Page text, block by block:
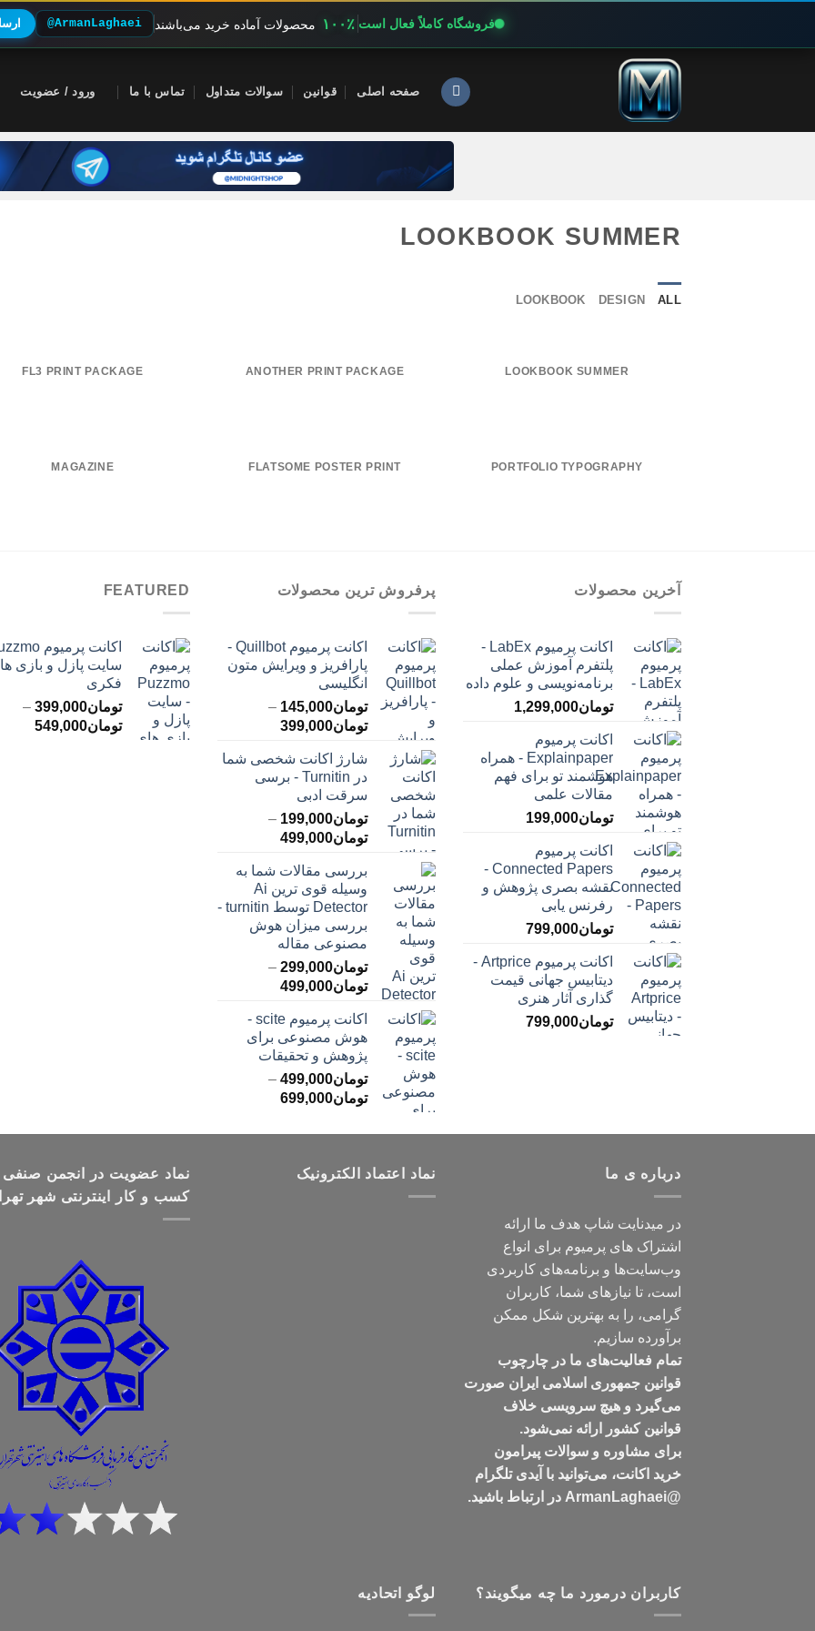
فروشگاه کاملاً فعال است ۱۰۰٪ محصولات آماده خرید می‌باشند @ArmanLaghaei
صفحه اصلی قوانین سوالات متداول تماس با ما ورود / عضویت
LOOKBOOK SUMMER
ALL
DESIGN
LOOKBOOK
LOOKBOOK SUMMER
ANOTHER PRINT PACKAGE
FL3 PRINT PACKAGE
PORTFOLIO TYPOGRAPHY
FLATSOME POSTER PRINT
MAGAZINE
آخرین محصولات
اکانت پرمیوم LabEx -
پلتفرم آموزش عملی
برنامه‌نویسی و علوم داده
تومان1,299,000
اکانت پرمیوم
Explainpaper - همراه
هوشمند تو برای فهم
مقالات علمی
تومان199,000
اکانت پرمیوم
Connected Papers -
نقشه بصری پژوهش و
رفرنس یابی
تومان799,000
اکانت پرمیوم Artprice -
دیتابیس جهانی قیمت
‌گذاری آثار هنری
تومان799,000
پرفروش ترین محصولات
اکانت پرمیوم Quillbot -
پارافریز و ویرایش متون
انگلیسی
تومان145,000
–
تومان399,000محدوده
تومان145,000
تا
شارژ اکانت شخصی شما
در Turnitin - برسی
سرقت ادبی
تومان199,000
–
تومان499,000محدوده
تومان199,000
تا
تومان499,000
بررسی مقالات شما به
وسیله قوی ترین Ai
Detector توسط turnitin -
بررسی میزان هوش
مصنوعی مقاله
تومان299,000
–
تومان499,000محدوده
تا
تومان499,000
اکانت پرمیوم scite -
هوش مصنوعی برای
پژوهش و تحقیقات
تومان499,000
–
تومان699,000محدوده
تومان499,000
FEATURED
سایت پازل و بازی
فکری
تومان399,000
–
تومان549,000
درباره ی ما
در میدنایت شاپ هدف ما ارائه
اشتراک های پرمیوم برای انواع
وب‌سایت‌ها و برنامه‌های کاربردی
است، تا نیازهای شما، کاربران
گرامی، را به بهترین شکل ممکن
برآورده سازیم.
تمام فعالیت‌های ما در چارچوب
قوانین جمهوری اسلامی ایران صورت
می‌گیرد و هیچ سرویسی خلاف
قوانین کشور ارائه نمی‌شود.
برای مشاوره و سوالات پیرامون
خرید اکانت، می‌توانید با آیدی تلگرام
@ArmanLaghaei در ارتباط باشید.
نماد اعتماد الکترونیک
نماد عضویت در انجمن صنفی
کسب و کار اینترنتی شهر
کاربران درمورد ما چه میگویند؟ لوگو اتحادیه